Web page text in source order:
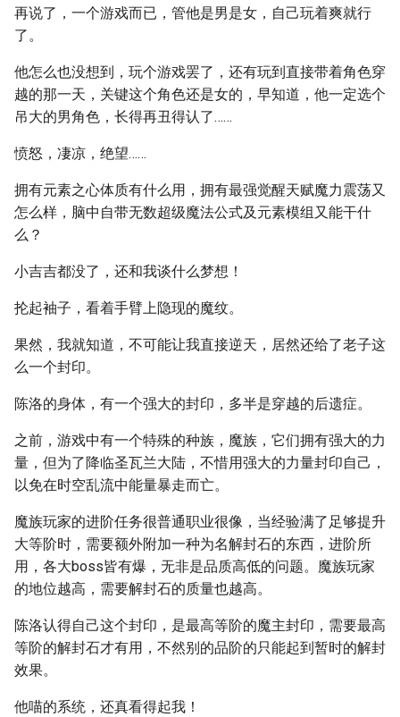
再说了，一个游戏而已，管他是男是女，自己玩着爽就行
了。
他怎么也没想到，玩个游戏罢了，还有玩到直接带着角色穿
越的那一天，关键这个角色还是女的，早知道，他一定选个
吊大的男角色，长得再丑得认了……
愤怒，凄凉，绝望……
拥有元素之心体质有什么用，拥有最强觉醒天赋魔力震荡又
怎么样，脑中自带无数超级魔法公式及元素模组又能干什
么？
小吉吉都没了，还和我谈什么梦想！
抡起袖子，看着手臂上隐现的魔纹。
果然，我就知道，不可能让我直接逆天，居然还给了老子这
么一个封印。
陈洛的身体，有一个强大的封印，多半是穿越的后遗症。
之前，游戏中有一个特殊的种族，魔族，它们拥有强大的力
量，但为了降临圣瓦兰大陆，不惜用强大的力量封印自己，
以免在时空乱流中能量暴走而亡。
魔族玩家的进阶任务很普通职业很像，当经验满了足够提升
大等阶时，需要额外附加一种为名解封石的东西，进阶所
用，各大boss皆有爆，无非是品质高低的问题。魔族玩家
的地位越高，需要解封石的质量也越高。
陈洛认得自己这个封印，是最高等阶的魔主封印，需要最高
等阶的解封石才有用，不然别的品阶的只能起到暂时的解封
效果。
他喵的系统，还真看得起我！